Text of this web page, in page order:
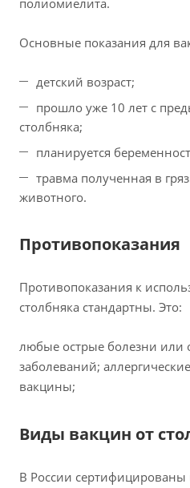
полиомиелита.
Основные показания для
детский возраст;
прошло уже 10 лет с
столбняка;
планируется
травма полученная в
животного.
Противопоказания
Противопоказания к
столбняка стандартны. Это:
любые острые болезни или
заболеваний;
вакцины;
Виды вакцин от
В России сертифицированы